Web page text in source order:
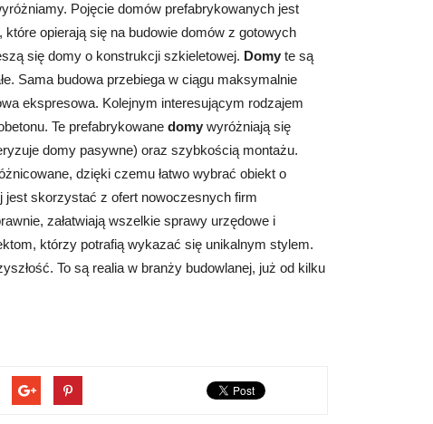
Pojęcie domów prefabrykowanych jest
opierają się na budowie domów z gotowych
się domy o konstrukcji szkieletowej. Domy te są
Sama budowa przebiega w ciągu maksymalnie
ekspresowa. Kolejnym interesującym rodzajem
Te prefabrykowane domy wyróżniają się
domy pasywne) oraz szybkością montażu.
dzięki czemu łatwo wybrać obiekt o
jest skorzystać z ofert nowoczesnych firm
załatwiają wszelkie sprawy urzędowe i
którzy potrafią wykazać się unikalnym stylem.
To są realia w branży budowlanej, już od kilku